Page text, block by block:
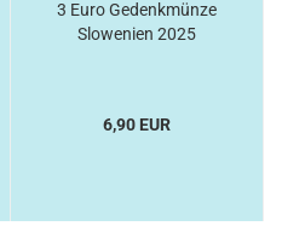
3 Euro Gedenkmünze
Slowenien 2025
6,90 EUR